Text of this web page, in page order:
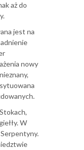
aż do
jest na
nowy
W
Serpentyny.